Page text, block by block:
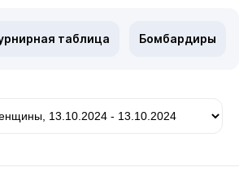
таблица Бомбардиры